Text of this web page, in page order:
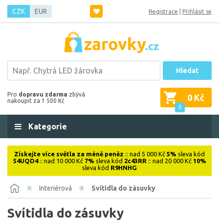
CZK EUR Registrace Přihlásit se
Hledat
Pro dopravu zdarma zbývá
nakoupit za 1 500 Kč
0
0 Kč
Kategorie
Získejte více světla za méně peněz :: nad 5 000 Kč 5% sleva kód
54UQD4:: nad 10 000 Kč 7% sleva kód 2c43RR :: nad 20 000 Kč 10%
sleva kód R9HNHG
Interiérová Svítidla do zásuvky
Svítidla do zásuvky